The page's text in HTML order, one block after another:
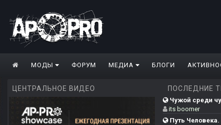
МОДЫ ФОРУМ МЕДИА БЛОГИ
ЦЕНТРАЛЬНОЕ ВИДЕО ПОСЛЕДНИЕ
Чужой среди
its boomer
Путь